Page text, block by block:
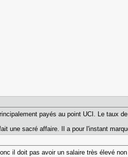
payés au point UCI. Le taux
une sacré affaire. Il a pour l'instant
il doit pas avoir un salaire très élevé